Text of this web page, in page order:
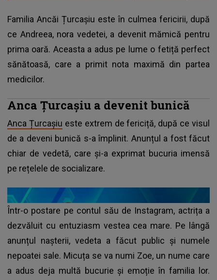
Familia Ancăi Țurcașiu este în culmea fericirii, după
ce Andreea, nora vedetei, a devenit mămică pentru
prima oară. Aceasta a adus pe lume o fetiță perfect
sănătoasă, care a primit nota maximă din partea
medicilor.
Anca Țurcașiu a devenit bunică
Anca Țurcașiu este extrem de fericiță, după ce visul
de a deveni bunică s-a împlinit. Anunțul a fost făcut
chiar de vedetă, care și-a exprimat bucuria imensă
pe rețelele de socializare.
Într-o postare pe contul său de Instagram, actrița a
dezvăluit cu entuziasm vestea cea mare. Pe lângă
anunțul nașterii, vedeta a făcut public și numele
nepoatei sale. Micuța se va numi Zoe, un nume care
a adus deja multă bucurie și emoție în familia lor.